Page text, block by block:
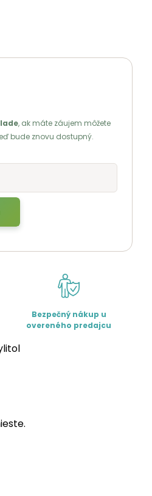
, ak máte záujem môžete
bude znovu dostupný.
Bezpečný nákup u
overeného predajcu